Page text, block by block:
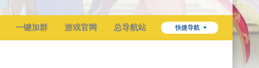
快捷导航
一键加群 游戏官网 总导航站